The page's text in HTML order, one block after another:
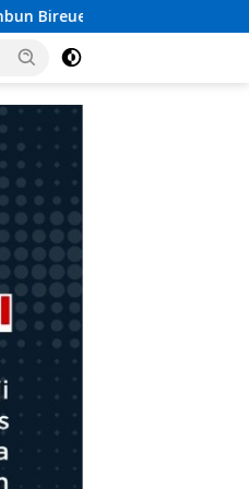
Penerima Program Cetak